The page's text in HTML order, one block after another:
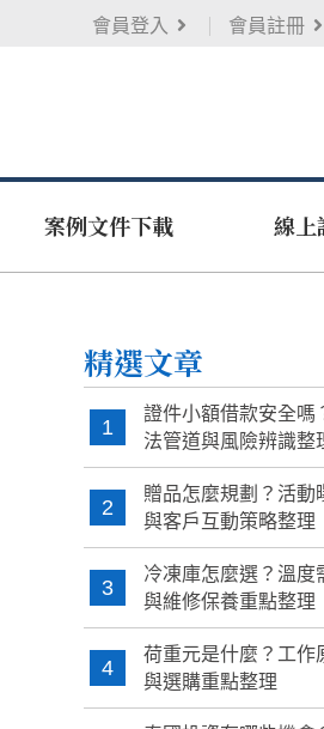
會員登入 會員註冊
案例文件下載 線上
精選文章
1
證件小額借款安全嗎
法管道與風險辨識整
2
贈品怎麼規劃？活動
與客戶互動策略整理
3
冷凍庫怎麼選？溫度
與維修保養重點整理
4
荷重元是什麼？工作
與選購重點整理